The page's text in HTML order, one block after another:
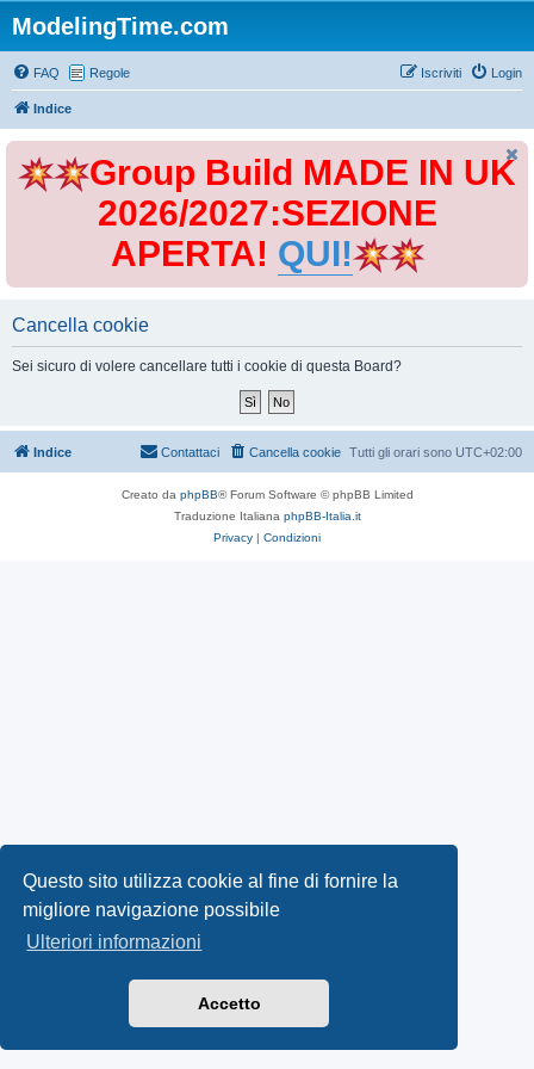
Questo sito utilizza cookie al fine di fornire la
migliore navigazione possibile
Ulteriori informazioni
Accetto
ModelingTime.com
FAQ Regole Login
Iscriviti
Indice
Group Build MADE IN UK
2026/2027:SEZIONE
APERTA! QUI!
Cancella cookie
Sei sicuro di volere cancellare tutti i cookie di questa Board?
Indice Tutti gli orari sono UTC+02:00
Cancella cookie
Contattaci
Creato da phpBB® Forum Software © phpBB Limited
Traduzione Italiana phpBB-Italia.it
Privacy | Condizioni